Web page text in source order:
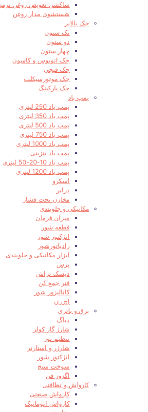
ساکشن تعویض روغن ترمز
شستشوی مدار روغن
جک بالابر
تک ستون
دو ستون
چهار ستون
جک اتوبوس و کامیون
جک قیچی
جک موتورسیکلت
جک پارکینگ
پمپ باد
پمپ باد 250 لیتری
پمپ باد 350 لیتری
پمپ باد 500 لیتری
پمپ باد 750 لیتری
پمپ باد 1000 لیتری
پمپ باد بنزینی
پمپ باد 10-20-50 لیتری
پمپ باد 1200 لیتری
اسکرو
درایر
مخازن تحت فشار
مکانیکی و جلوبندی
میزان فرمان
قطعه شور
انژکتور شور
رادیاتورشور
ابزار مکانیکی و جلوبندی
پرس
دیسک تراش
فنر جمع کن
کاتالیزور شور
آج زن
برق و باتری
دیاگ
شارژ گاز کولر
تنظیم نور
شارژر و استارتر
انژکتور شور
سوخت سنج
اگزوز فن
کارواش و نظافتی
کارواش صنعتی
کارواش اتوماتیک